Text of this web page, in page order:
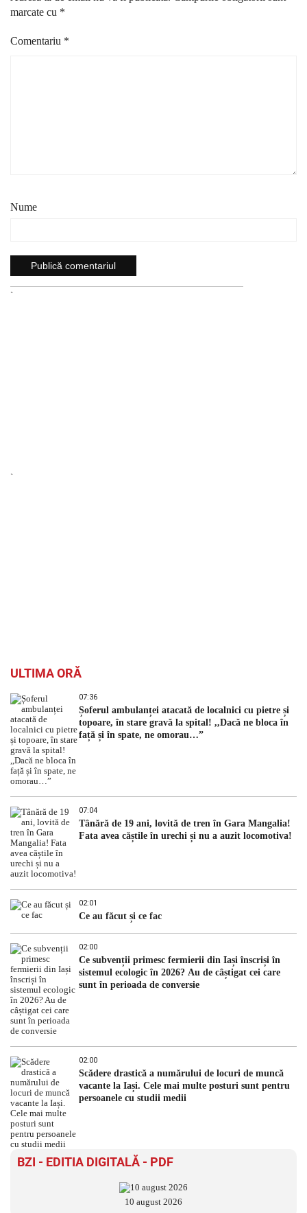
marcate cu *
Comentariu *
Nume
`
`
ULTIMA ORĂ
07:36
Șoferul ambulanței atacată de localnici cu pietre și
topoare, în stare gravă la spital! ,,Dacă ne bloca în
față și în spate, ne omorau…”
07:04
Tânără de 19 ani, lovită de tren în Gara Mangalia!
Fata avea căștile în urechi și nu a auzit locomotiva!
02:01
Ce au făcut și ce fac
02:00
Ce subvenții primesc fermierii din Iași înscriși în
sistemul ecologic în 2026? Au de câștigat cei care
sunt în perioada de conversie
02:00
Scădere drastică a numărului de locuri de muncă
vacante la Iași. Cele mai multe posturi sunt pentru
persoanele cu studii medii
BZI - EDITIA DIGITALĂ - PDF
10 august 2026